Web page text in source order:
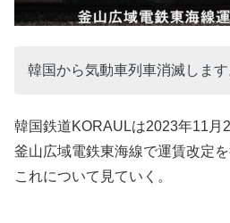
韓国から気動車列車消滅します
韓国鉄道KORAULは2023年11月
釜山広域電鉄東海線で運賃改定
これについて見ていく。